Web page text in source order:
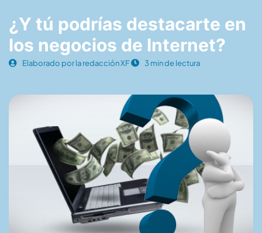
¿Y tú podrías destacarte en
los negocios de Internet?
Elaborado por la redacción XF 3 min de lectura